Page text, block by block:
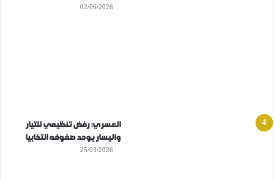
02/06/2026
العسري: رفض تنظيمي للتيار
واليسار يوحد صفوفه انتخابيا
25/03/2026